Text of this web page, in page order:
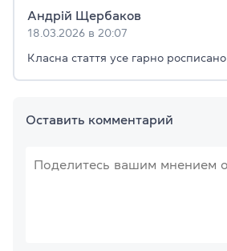
Андрій Щербаков
18.03.2026 в 20:07
Класна стаття усе гарно росписано
Оставить комментарий